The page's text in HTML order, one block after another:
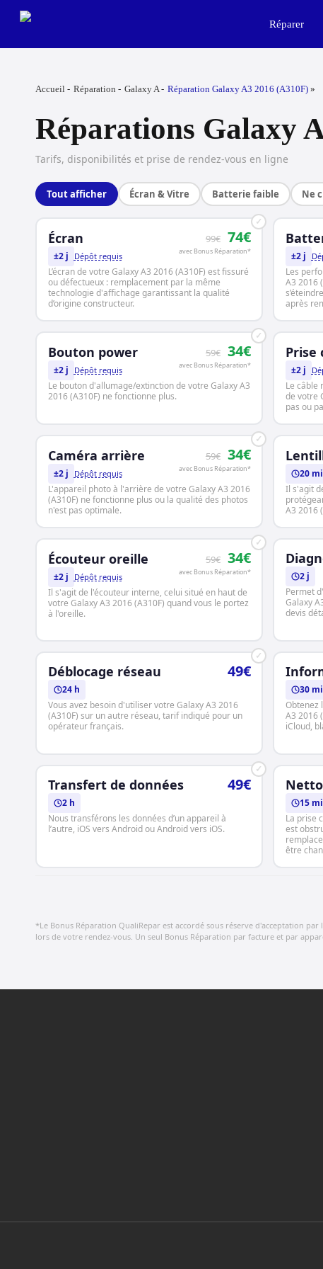
Réparer
Accueil Réparation Galaxy A Réparation Galaxy A3 2016 (A310F)
Réparations Galaxy
Tarifs, disponibilités et prise de rendez-vous en ligne
Tout afficher Écran & Vitre Batterie faible Ne
✓
Écran 99€ 74€
avec Bonus Réparation*
±2 j Dépôt requis
L’écran de votre Galaxy A3 2016 (A310F) est fissuré
ou défectueux : remplacement par la même
technologie d'affichage garantissant la qualité
d’origine constructeur.
±2 j
Les
A3 2016
après
✓
Bouton power 59€ 34€
avec Bonus Réparation*
±2 j Dépôt requis
Le bouton d'allumage/extinction de votre Galaxy A3
2016 (A310F) ne fonctionne plus.
Prise
±2 j
Le câble
de votre
pas ou
✓
Caméra arrière 59€ 34€
avec Bonus Réparation*
±2 j Dépôt requis
L'appareil photo à l'arrière de votre Galaxy A3 2016
(A310F) ne fonctionne plus ou la qualité des photos
n'est pas optimale.
20
Il s'agit
A3 2016
✓
Écouteur oreille 59€ 34€
avec Bonus Réparation*
±2 j Dépôt requis
Il s'agit de l'écouteur interne, celui situé en haut de
votre Galaxy A3 2016 (A310F) quand vous le portez
à l'oreille.
2 j
Permet
Galaxy
devis
✓
Déblocage réseau 49€
24 h
Vous avez besoin d'utiliser votre Galaxy A3 2016
(A310F) sur un autre réseau, tarif indiqué pour un
opérateur français.
30
Obtenez
A3 2016
iCloud,
✓
Transfert de données 49€
2 h
Nous transférons les données d’un appareil à
l’autre, iOS vers Android ou Android vers iOS.
15
La prise
est
être
*Le Bonus Réparation QualiRepar est accordé sous réserve d'acceptation
lors de votre rendez-vous. Un seul Bonus Réparation par facture et par